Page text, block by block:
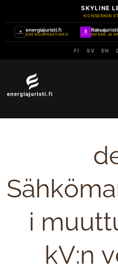
SKYLINE
KONSERNIN
energiajuristi.fi
ENERGIAPRAKTIIKKA
FI SV EN
i
kV:n